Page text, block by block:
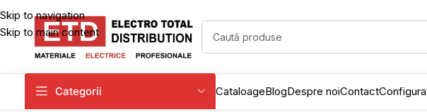
Skip to navigation
Skip to main content
Categorii CataloageBlogDespre noiContact